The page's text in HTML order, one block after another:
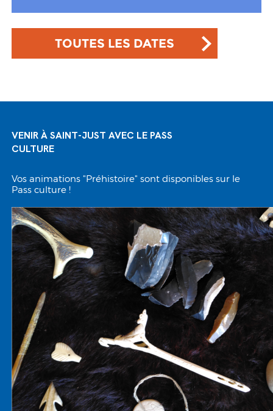
TOUTES LES DATES
VENIR À SAINT-JUST AVEC LE PASS
CULTURE
Vos animations "Préhistoire" sont disponibles sur le
Pass culture !